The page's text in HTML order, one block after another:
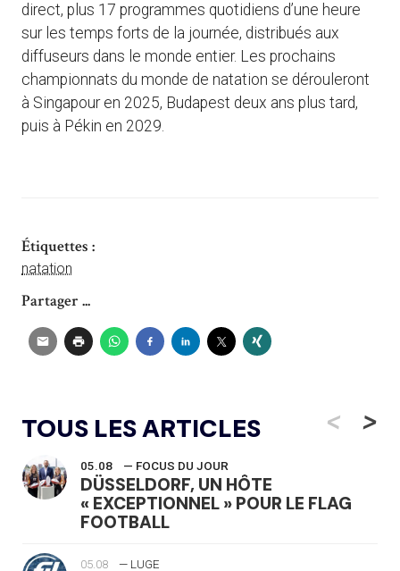
direct, plus 17 programmes quotidiens d’une heure
sur les temps forts de la journée, distribués aux
diffuseurs dans le monde entier. Les prochains
championnats du monde de natation se dérouleront
à Singapour en 2025, Budapest deux ans plus tard,
puis à Pékin en 2029.
Étiquettes :
natation
Partager ...
TOUS LES ARTICLES <
05.08 — FOCUS DU JOUR
DÜSSELDORF, UN HÔTE
« EXCEPTIONNEL » POUR LE FLAG
FOOTBALL
05.08 — LUGE
>